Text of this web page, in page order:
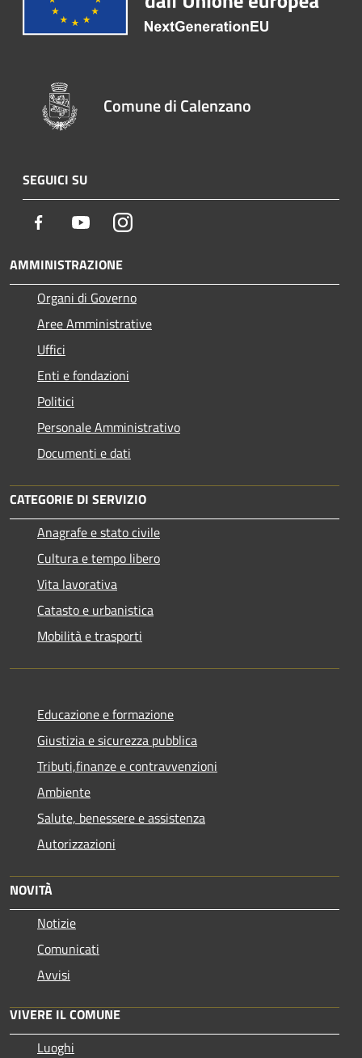
Comune di Calenzano
SEGUICI SU
Facebook YoutubeInstagram
AMMINISTRAZIONE
Organi di Governo
Aree Amministrative
Uffici
Enti e fondazioni
Politici
Personale Amministrativo
Documenti e dati
CATEGORIE DI SERVIZIO
Anagrafe e stato civile
Cultura e tempo libero
Vita lavorativa
Catasto e urbanistica
Mobilità e trasporti
Educazione e formazione
Giustizia e sicurezza pubblica
Tributi,finanze e contravvenzioni
Ambiente
Salute, benessere e assistenza
Autorizzazioni
NOVITÀ
Notizie
Comunicati
Avvisi
VIVERE IL COMUNE
Luoghi